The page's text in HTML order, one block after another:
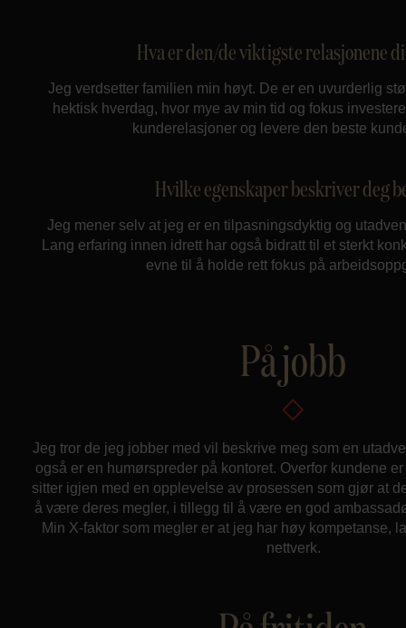
Hva er den/de viktigste relasjonene
Jeg verdsetter familien min høyt. De er en uvurderlig
hektisk hverdag, hvor mye av min tid og fokus
kunderelasjoner og levere den beste
Hvilke egenskaper beskriver deg
Jeg mener selv at jeg er en tilpasningsdyktig og
Lang erfaring innen idrett har også bidratt til et sterkt
evne til å holde rett fokus på
På jobb
Jeg tror de jeg jobber med vil beskrive meg som en
også er en humørspreder på kontoret. Overfor kundene
sitter igjen med en opplevelse av prosessen som gjør at
å være deres megler, i tillegg til å være en god
Min X-faktor som megler er at jeg har høy kompetanse,
nettverk.